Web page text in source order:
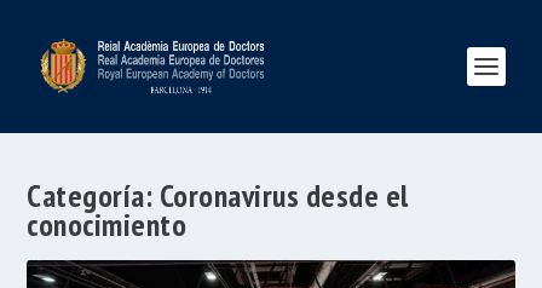
Categoría: Coronavirus desde el
conocimiento